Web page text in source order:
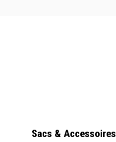
Sacs & Accessoires